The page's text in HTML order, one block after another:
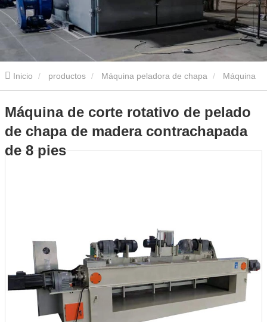
Inicio productos Máquina peladora de chapa Máquina
peladora de chapa de 8 pies
pelado de chapa de madera contrachapada de 8 pies
Máquina de corte rotativo de pelado
de chapa de madera contrachapada
de 8 pies